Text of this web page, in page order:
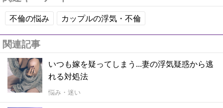
不倫の悩み カップルの浮気・不倫
関連記事
いつも嫁を疑ってしまう...妻の浮気疑惑から逃
れる対処法
悩み・迷い